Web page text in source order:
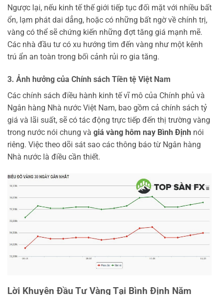
Ngược lại, nếu kinh tế thế giới tiếp tục đối mặt với nhiều bất
ổn, lạm phát dai dẳng, hoặc có những bất ngờ về chính trị,
vàng có thể sẽ chứng kiến những đợt tăng giá mạnh mẽ.
Các nhà đầu tư có xu hướng tìm đến vàng như một kênh
trú ẩn an toàn trong bối cảnh rủi ro gia tăng.
3. Ảnh hưởng của Chính sách Tiền tệ Việt Nam
Các chính sách điều hành kinh tế vĩ mô của Chính phủ và
Ngân hàng Nhà nước Việt Nam, bao gồm cả chính sách tỷ
giá và lãi suất, sẽ có tác động trực tiếp đến thị trường vàng
trong nước nói chung và giá vàng hôm nay Bình Định nói
riêng. Việc theo dõi sát sao các thông báo từ Ngân hàng
Nhà nước là điều cần thiết.
Lời Khuyên Đầu Tư Vàng Tại Bình Định Năm